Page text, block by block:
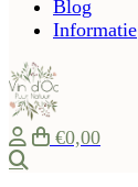
Blog
Informatie
€0,00